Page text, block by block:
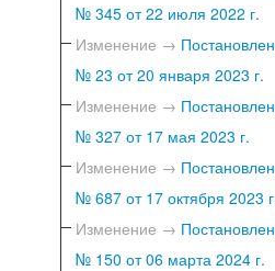
№ 345 от 22 июля 2022 г.
Изменение →
№ 23 от 20 января 2023 г.
Изменение →
№ 327 от 17 мая 2023 г.
Изменение →
№ 687 от 17 октября 2023
Изменение →
№ 150 от 06 марта 2024 г.